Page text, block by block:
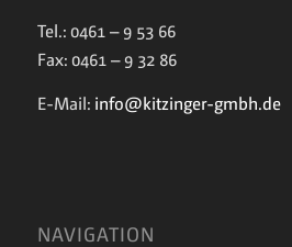
Tel.: 0461 – 9 53 66
Fax: 0461 – 9 32 86
E-Mail: info@kitzinger-gmbh.de
NAVIGATION